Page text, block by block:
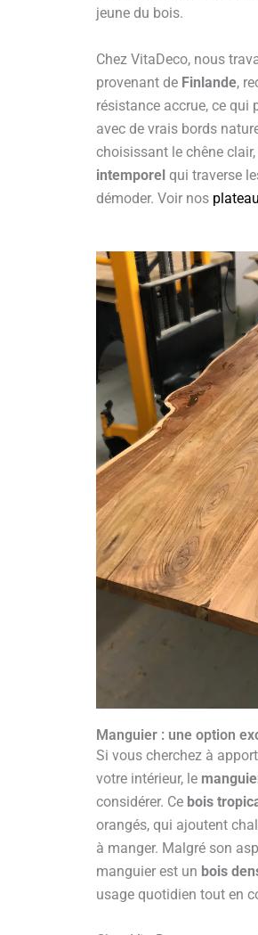
jeune du bois.
Chez VitaDeco, nous
provenant de Finlande,
résistance accrue, ce qui
avec de vrais bords
choisissant le chêne
intemporelqui traverse
démoder. Voir nos
Manguier : une option
Si vous cherchez à
votre intérieur, le
considérer. Ce bois
orangés, qui ajoutent
à manger. Malgré son
manguier est un bois
usage quotidien tout en